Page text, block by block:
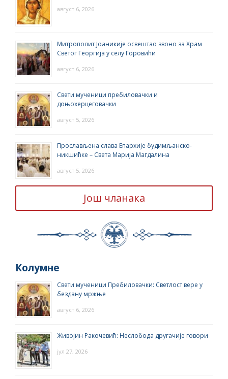
август 6, 2026
Митрополит Јоаникије освештао звоно за Храм
Светог Георгија у селу Горовићи
август 6, 2026
Свети мученици пребиловачки и
доњохерцеговачки
август 5, 2026
Прослављена слава Епархије будимљанско-
никшићке – Света Марија Магдалина
август 5, 2026
Још чланака
Колумне
Свети мученици Пребиловачки: Светлост вере у
бездану мржње
август 6, 2026
Живојин Ракочевић: Неслобода другачије говори
јул 27, 2026